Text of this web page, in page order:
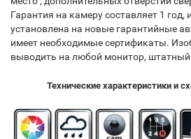
Гарантия на камеру составляет 1
установлена на новые гарантийные
имеет необходимые сертификаты.
выводить на любой монитор,
Технические характеристики и